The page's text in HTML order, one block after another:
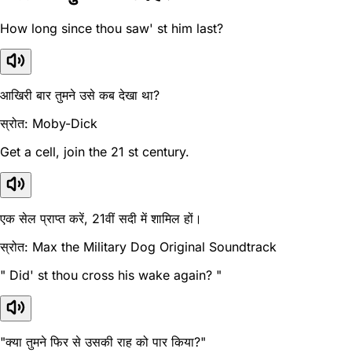
How long since thou saw' st him last?
आखिरी बार तुमने उसे कब देखा था?
स्रोत: Moby-Dick
Get a cell, join the 21 st century.
एक सेल प्राप्त करें, 21वीं सदी में शामिल हों।
स्रोत: Max the Military Dog Original Soundtrack
" Did' st thou cross his wake again? "
"क्या तुमने फिर से उसकी राह को पार किया?"